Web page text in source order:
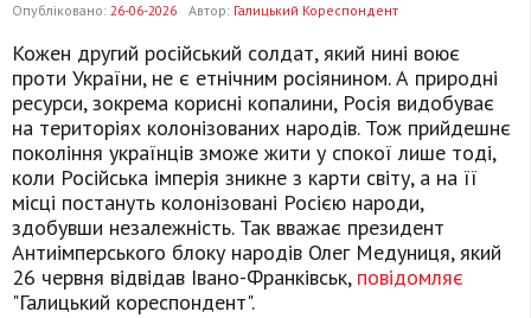
Опубліковано: 26-06-2026 Автор: Галицький Кореспондент
Кожен другий російський солдат, який нині воює
проти України, не є етнічним росіянином. А природні
ресурси, зокрема корисні копалини, Росія видобуває
на територіях колонізованих народів. Тож прийдешнє
покоління українців зможе жити у спокої лише тоді,
коли Російська імперія зникне з карти світу, а на її
місці постануть колонізовані Росією народи,
здобувши незалежність. Так вважає президент
Антиімперського блоку народів Олег Медуниця, який
26 червня відвідав Івано-Франківськ, повідомляє
"Галицький кореспондент".